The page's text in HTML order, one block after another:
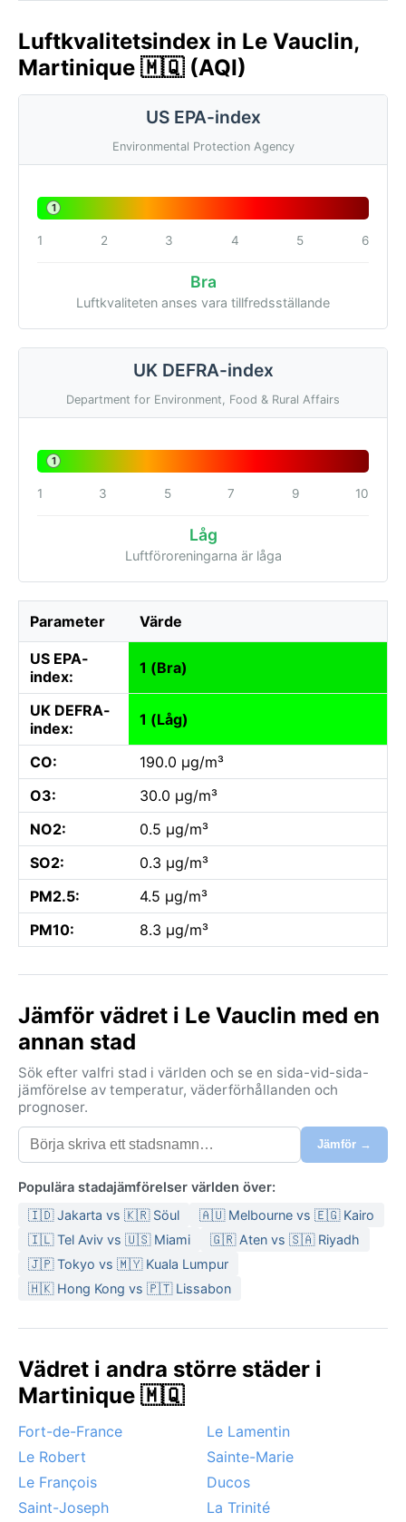
Luftkvalitetsindex in Le Vauclin,
Martinique 🇲🇶 (AQI)
US EPA-index
Environmental Protection Agency
1
1 2 3 4 5 6
Bra
Luftkvaliteten anses vara tillfredsställande
UK DEFRA-index
Department for Environment, Food & Rural Affairs
1
1 3 5 7 9 10
Låg
Luftföroreningarna är låga
Parameter Värde
US EPA-
index:
1 (Bra)
UK DEFRA-
index:
1 (Låg)
CO:
190.0 µg/m³
O3:
30.0 µg/m³
NO2:
0.5 µg/m³
SO2:
0.3 µg/m³
PM2.5:
4.5 µg/m³
PM10:
8.3 µg/m³
Jämför vädret i Le Vauclin med en
annan stad
Sök efter valfri stad i världen och se en sida-vid-sida-
jämförelse av temperatur, väderförhållanden och
prognoser.
Jämför →
Populära stadajämförelser världen över:
🇮🇩 Jakarta vs 🇰🇷 Söul
🇦🇺 Melbourne vs 🇪🇬 Kairo
🇮🇱 Tel Aviv vs 🇺🇸 Miami
🇬🇷 Aten vs 🇸🇦 Riyadh
🇯🇵 Tokyo vs 🇲🇾 Kuala Lumpur
🇭🇰 Hong Kong vs 🇵🇹 Lissabon
Vädret i andra större städer i
Martinique 🇲🇶
Fort-de-France
Le Lamentin
Le Robert
Sainte-Marie
Le François
Ducos
Saint-Joseph
La Trinité